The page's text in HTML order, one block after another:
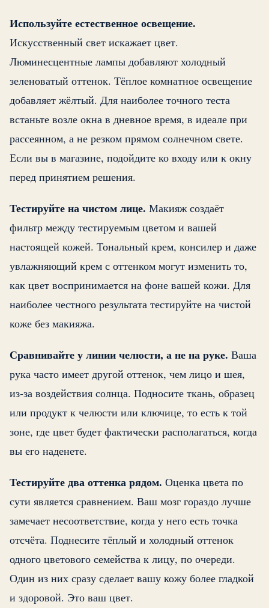
Используйте естественное освещение.
Искусственный свет искажает цвет.
Люминесцентные лампы добавляют холодный
зеленоватый оттенок. Тёплое комнатное освещение
добавляет жёлтый. Для наиболее точного теста
встаньте возле окна в дневное время, в идеале при
рассеянном, а не резком прямом солнечном свете.
Если вы в магазине, подойдите ко входу или к окну
перед принятием решения.
Тестируйте на чистом лице. Макияж создаёт
фильтр между тестируемым цветом и вашей
настоящей кожей. Тональный крем, консилер и даже
увлажняющий крем с оттенком могут изменить то,
как цвет воспринимается на фоне вашей кожи. Для
наиболее честного результата тестируйте на чистой
коже без макияжа.
Сравнивайте у линии челюсти, а не на руке. Ваша
рука часто имеет другой оттенок, чем лицо и шея,
из-за воздействия солнца. Подносите ткань, образец
или продукт к челюсти или ключице, то есть к той
зоне, где цвет будет фактически располагаться, когда
вы его наденете.
Тестируйте два оттенка рядом. Оценка цвета по
сути является сравнением. Ваш мозг гораздо лучше
замечает несоответствие, когда у него есть точка
отсчёта. Поднесите тёплый и холодный оттенок
одного цветового семейства к лицу, по очереди.
Один из них сразу сделает вашу кожу более гладкой
и здоровой. Это ваш цвет.